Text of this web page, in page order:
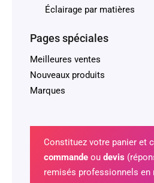
Éclairage par matières
Pages spéciales
Meilleures ventes
Nouveaux produits
Marques
Constituez votre panier et
commandeou devis
remisés professionnels en